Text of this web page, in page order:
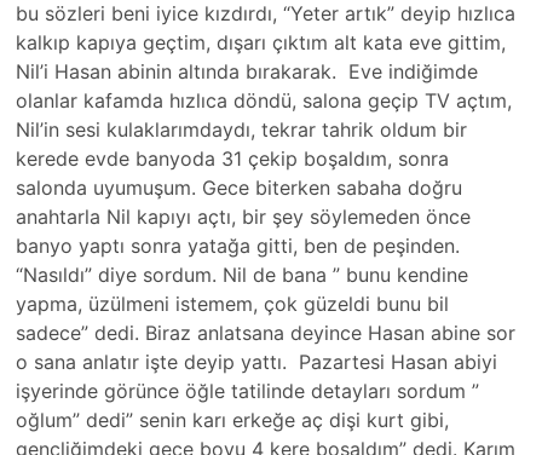
bu sözleri beni iyice kızdırdı, “Yeter artık” deyip hızlıca
kalkıp kapıya geçtim, dışarı çıktım alt kata eve gittim,
Nil’i Hasan abinin altında bırakarak. Eve indiğimde
olanlar kafamda hızlıca döndü, salona geçip TV açtım,
Nil’in sesi kulaklarımdaydı, tekrar tahrik oldum bir
kerede evde banyoda 31 çekip boşaldım, sonra
salonda uyumuşum. Gece biterken sabaha doğru
anahtarla Nil kapıyı açtı, bir şey söylemeden önce
banyo yaptı sonra yatağa gitti, ben de peşinden.
“Nasıldı” diye sordum. Nil de bana ” bunu kendine
yapma, üzülmeni istemem, çok güzeldi bunu bil
sadece” dedi. Biraz anlatsana deyince Hasan abine sor
o sana anlatır işte deyip yattı. Pazartesi Hasan abiyi
işyerinde görünce öğle tatilinde detayları sordum ”
oğlum” dedi” senin karı erkeğe aç dişi kurt gibi,
gençliğimdeki gece boyu 4 kere boşaldım” dedi. Karım